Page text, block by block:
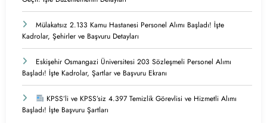
Mülakatsız 2.133 Kamu Hastanesi Personel Alımı Başladı! İşte
Kadrolar, Şehirler ve Başvuru Detayları
Eskişehir Osmangazi Üniversitesi 203 Sözleşmeli Personel Alımı
Başladı! İşte Kadrolar, Şartlar ve Başvuru Ekranı
KPSS’li ve KPSS’siz 4.397 Temizlik Görevlisi ve Hizmetli Alımı
Başladı! İşte Başvuru Şartları